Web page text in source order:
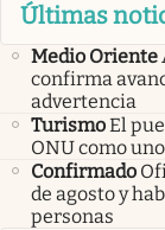
Últimas
Medio Oriente
confirma
advertencia
TurismoEl
ONU como
Confirmado
de agosto y
personas